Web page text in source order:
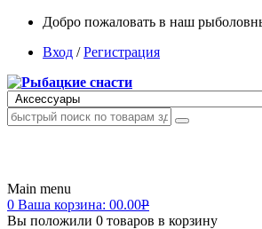
Добро пожаловать в наш
Вход /Регистрация
Main menu
0 Ваша корзина: 00.00Р
Вы положили 0 товаров в корзину